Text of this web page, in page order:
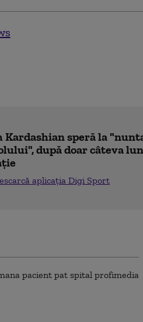
Kardashian speră la
după doar câteva
aplicația Digi Sport